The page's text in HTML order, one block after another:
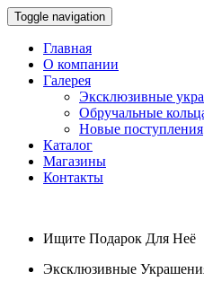
Toggle navigation
Главная
О компании
Галерея
Эксклюзивные
Обручальные
Новые поступления
Каталог
Магазины
Контакты
Ищите Подарок Для Неё
Эксклюзивные